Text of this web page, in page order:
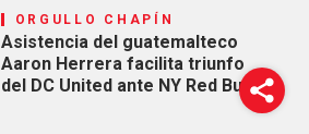
ORGULLO CHAPÍN
Asistencia del guatemalteco
Aaron Herrera facilita triunfo
del DC United ante NY Red Bulls